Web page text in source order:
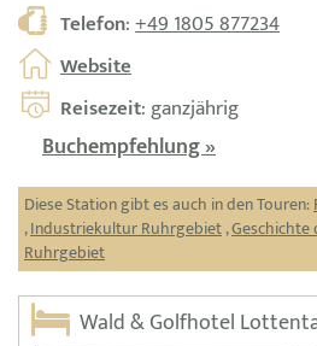
Telefon:+49 1805 877234
Website
Reisezeit: ganzjährig
Buchempfehlung »
Diese Station gibt es auch in den Touren:
,Industriekultur Ruhrgebiet,Geschichte
Ruhrgebiet
Wald & Golfhotel